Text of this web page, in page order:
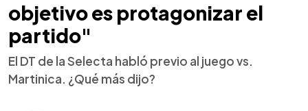
objetivo es protagonizar el
partido"
El DT de la Selecta habló previo al juego vs.
Martinica. ¿Qué más dijo?